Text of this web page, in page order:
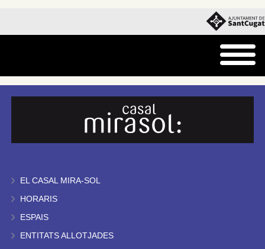
EL CASAL MIRA-SOL
HORARIS
ESPAIS
ENTITATS ALLOTJADES